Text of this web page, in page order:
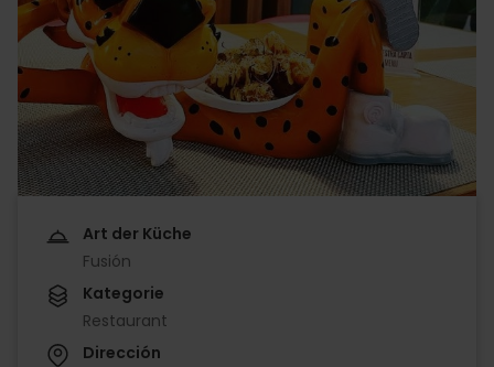
Art der Küche
Fusión
Kategorie
Restaurant
Dirección